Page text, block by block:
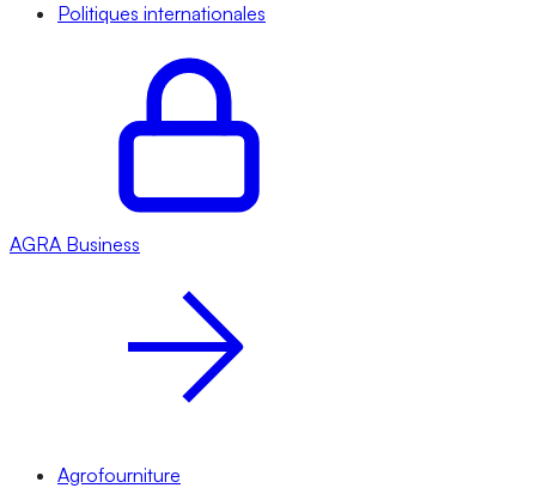
Politiques internationales
AGRA Business
Agrofourniture